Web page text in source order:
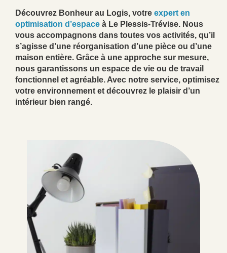
Découvrez Bonheur au Logis, votre expert en
optimisation d’espace à Le Plessis-Trévise. Nous
vous accompagnons dans toutes vos activités, qu’il
s’agisse d’une réorganisation d’une pièce ou d’une
maison entière. Grâce à une approche sur mesure,
nous garantissons un espace de vie ou de travail
fonctionnel et agréable. Avec notre service, optimisez
votre environnement et découvrez le plaisir d’un
intérieur bien rangé.